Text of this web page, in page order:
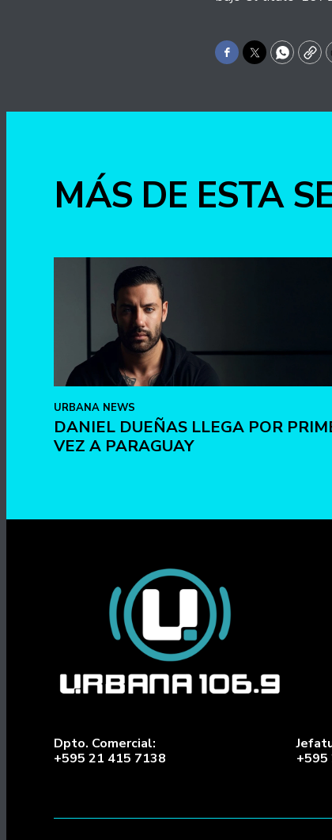
Facebook
Twitter
MÁS DE ESTA
URBANA NEWS
DANIEL DUEÑAS LLEGA POR
VEZ A PARAGUAY
Dpto. Comercial:
+595 21 415 7138
+595